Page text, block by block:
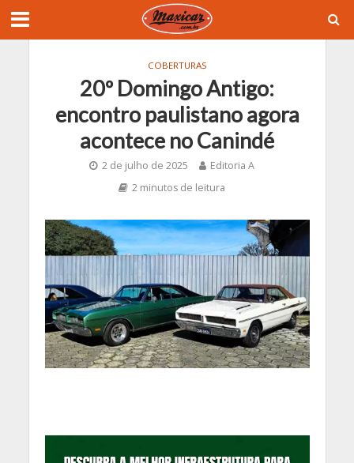
COBERTURAS
20º Domingo Antigo:
encontro paulistano agora
acontece no Canindé
2 de julho de 2025
Editoria A
2 minutos de leitura